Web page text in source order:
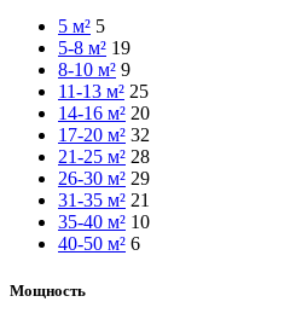
5 м² 5
5-8 м² 19
8-10 м² 9
11-13 м² 25
14-16 м² 20
17-20 м² 32
21-25 м² 28
26-30 м² 29
31-35 м² 21
35-40 м² 10
40-50 м² 6
Мощность